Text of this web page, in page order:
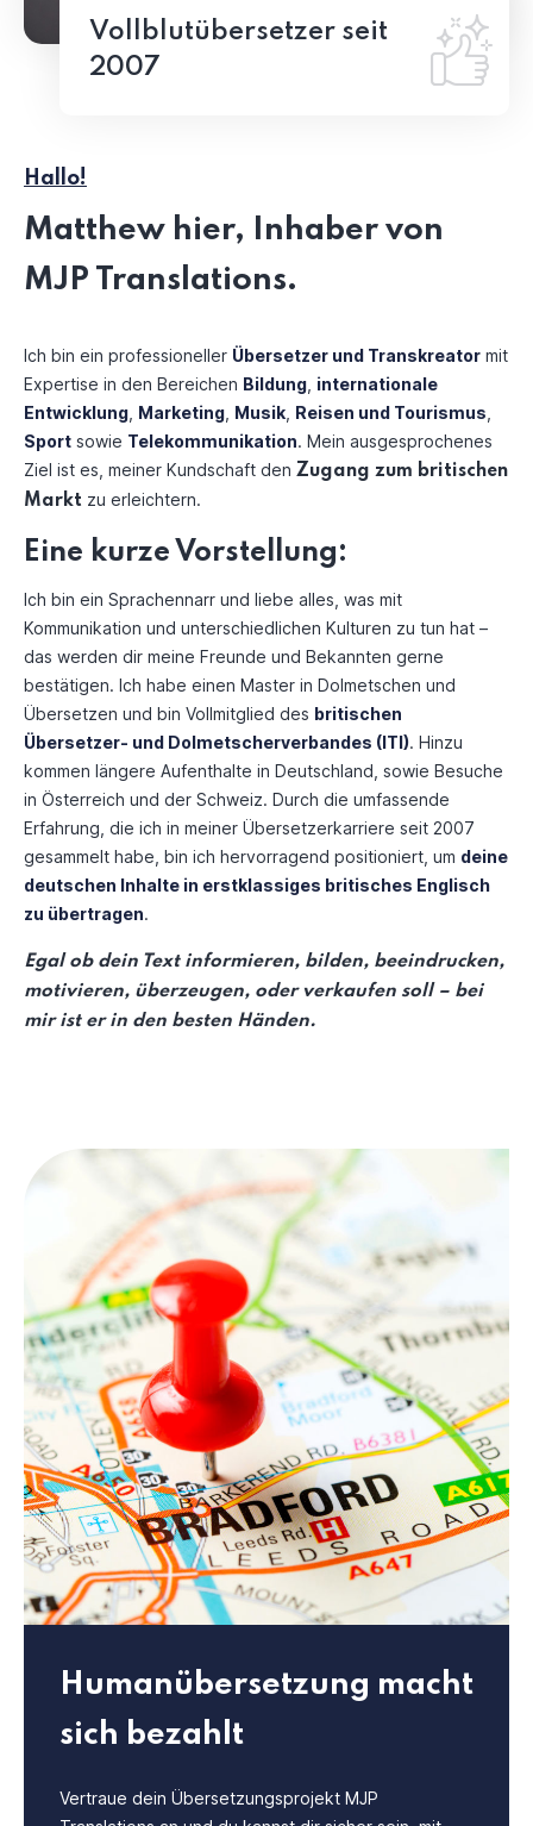
Hallo!
Matthew hier, Inhaber von
MJP Translations.
Ich bin ein professioneller Übersetzer und Transkreator mit
Expertise in den Bereichen Bildung internationale
Entwicklung Marketing Musik Reisen und Tourismus
Sport sowie Telekommunikation. Mein ausgesprochenes
Ziel ist es, meiner Kundschaft den Zugang zum britischen
Markt zu erleichtern.
Eine kurze Vorstellung:
Ich bin ein Sprachennarr und liebe alles, was mit
Kommunikation und unterschiedlichen Kulturen zu tun hat –
das werden dir meine Freunde und Bekannten gerne
bestätigen. Ich habe einen Master in Dolmetschen und
Übersetzen und bin Vollmitglied des britischen
Übersetzer- und Dolmetscherverbandes (ITI). Hinzu
kommen längere Aufenthalte in Deutschland, sowie Besuche
in Österreich und der Schweiz. Durch die umfassende
Erfahrung, die ich in meiner Übersetzerkarriere seit 2007
gesammelt habe, bin ich hervorragend positioniert, um deine
deutschen Inhalte in erstklassiges britisches Englisch
zu übertragen.
Egal ob dein Text informieren, bilden, beeindrucken,
motivieren, überzeugen, oder verkaufen soll – bei
mir ist er in den besten Händen.
Vollblutübersetzer seit
2007
Humanübersetzung macht
sich bezahlt
Vertraue dein Übersetzungsprojekt MJP